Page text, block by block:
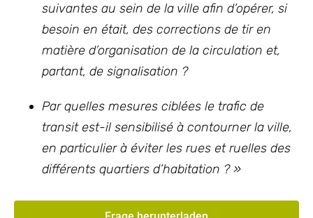
suivantes au sein de la ville afin d’opérer, si
besoin en était, des corrections de tir en
matière d’organisation de la circulation et,
partant, de signalisation ?
Par quelles mesures ciblées le trafic de
transit est-il sensibilisé à contourner la ville,
en particulier à éviter les rues et ruelles des
différents quartiers d’habitation ? »